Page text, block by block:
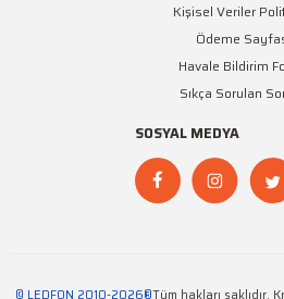
Kişisel Veriler
Ödeme
Havale Bildirim
Sıkça Sorulan
SOSYAL MEDYA